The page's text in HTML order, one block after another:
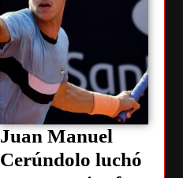
Juan Manuel
Cerúndolo luchó